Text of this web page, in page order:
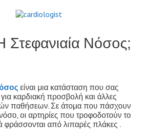
Στεφανιαία Νόσος;
είναι μια κατάσταση που σας
για καρδιακή προσβολή και άλλες
παθήσεων. Σε άτομα που πάσχουν
οι αρτηρίες που τροφοδοτούν το
φράσσονται από λιπαρές πλάκες .